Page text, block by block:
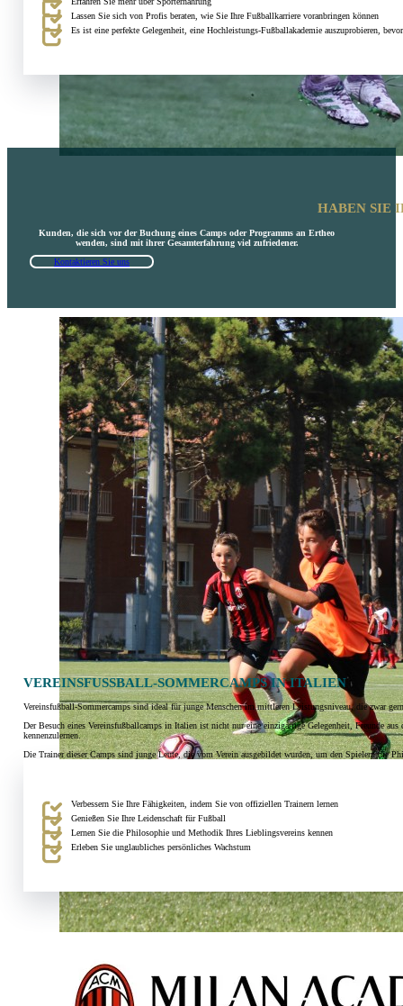
Lassen Sie sich von Profis beraten, wie Sie Ihre Fußballkarriere voranbringen können
Es ist eine perfekte Gelegenheit, eine Hochleistungs-Fußballakademie auszuprobieren,
HABEN SIE
Kunden, die sich vor der Buchung eines Camps oder Programms an Ertheo
wenden, sind mit ihrer Gesamterfahrung viel zufriedener.
Kontaktieren Sie uns
VEREINSFUSSBALL-SOMMERCAMPS IN ITALIEN
Vereinsfußball-Sommercamps sind ideal für junge Menschen im mittleren Leistungsniveau, die zwar
Der Besuch eines Vereinsfußballcamps in Italien ist nicht nur eine einzigartige Gelegenheit, Freunde
kennenzulernen.
Die Trainer dieser Camps sind junge Leute, die vom Verein ausgebildet wurden, um den Spielern die
Verbessern Sie Ihre Fähigkeiten, indem Sie von offiziellen Trainern lernen
Genießen Sie Ihre Leidenschaft für Fußball
Lernen Sie die Philosophie und Methodik Ihres Lieblingsvereins kennen
Erleben Sie unglaubliches persönliches Wachstum